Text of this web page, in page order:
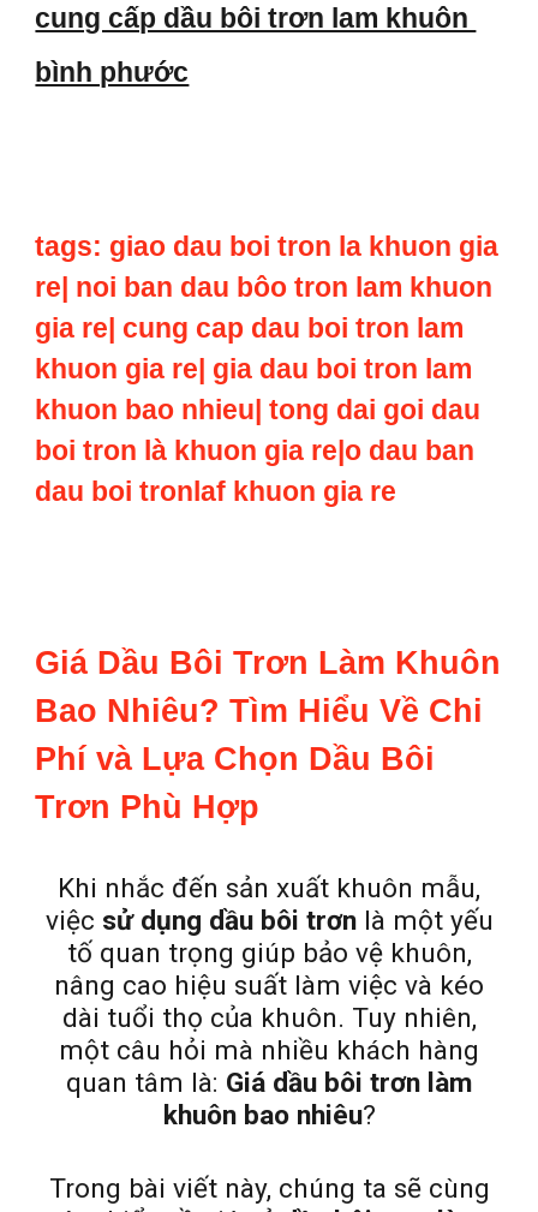
cung cấp dầu bôi trơn lam khuôn
bình phước
tags: giao dau boi tron la khuon gia
re| noi ban dau bôo tron lam khuon
gia re| cung cap dau boi tron lam
khuon gia re| gia dau boi tron lam
khuon bao nhieu| tong dai goi dau
boi tron là khuon gia re|o dau ban
dau boi tronlaf khuon gia re
Giá Dầu Bôi Trơn Làm Khuôn
Bao Nhiêu? Tìm Hiểu Về Chi
Phí và Lựa Chọn Dầu Bôi
Trơn Phù Hợp
Khi nhắc đến sản xuất khuôn mẫu,
việc sử dụng dầu bôi trơnlà một yếu
tố quan trọng giúp bảo vệ khuôn,
nâng cao hiệu suất làm việc và kéo
dài tuổi thọ của khuôn. Tuy nhiên,
một câu hỏi mà nhiều khách hàng
quan tâm là: Giá dầu bôi trơn làm
khuôn bao nhiêu?
Trong bài viết này, chúng ta sẽ cùng